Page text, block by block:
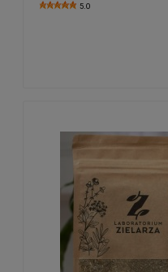
5.0